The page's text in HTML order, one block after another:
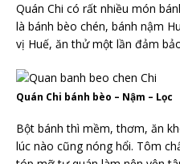
Quán Chi có rất nhiều món
là bánh bèo chén, bánh nậm
vị Huế, ăn thử một lần đảm
Quán Chi bánh bèo – Nậm – Lọc
Bột bánh thì mềm, thơm, ăn
lúc nào cũng nóng hổi. Tôm